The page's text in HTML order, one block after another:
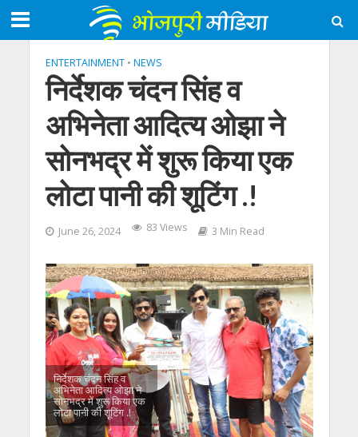
ENTERTAINMENT • NEWS
निर्देशक चंदन सिंह व
अभिनेता आदित्य ओझा ने
सोनभद्र में शुरू किया एक
लोटा पानी की शूटिंग .!
June 26, 2024 83 Views 3 Min Read
निर्देशक चंदन सिंह व
अभिनेता आदित्य ओझा ने
सोनभद्र में शुरू किया एक
लोटा पानी की शूटिंग .!